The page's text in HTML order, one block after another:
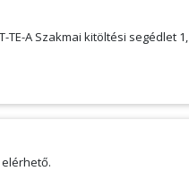
A Szakmai kitöltési segédlet 1,